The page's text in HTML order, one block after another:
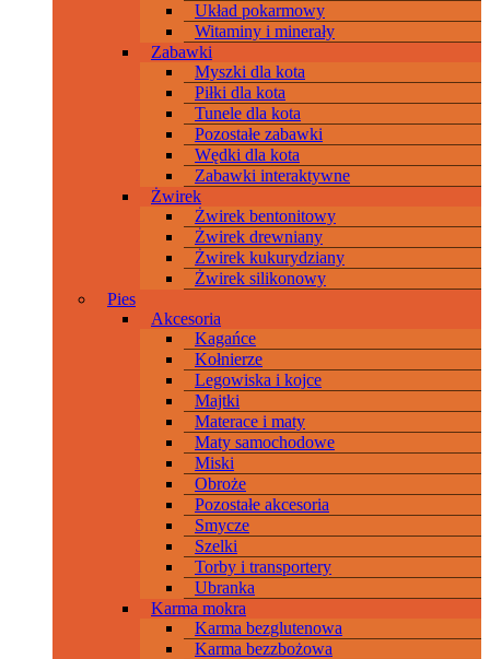
Układ pokarmowy
Witaminy i minerały
Zabawki
Myszki dla kota
Piłki dla kota
Tunele dla kota
Pozostałe zabawki
Wędki dla kota
Zabawki interaktywne
Żwirek
Żwirek bentonitowy
Żwirek drewniany
Żwirek kukurydziany
Żwirek silikonowy
Pies
Akcesoria
Kagańce
Kołnierze
Legowiska i kojce
Majtki
Materace i maty
Maty samochodowe
Miski
Obroże
Pozostałe akcesoria
Smycze
Szelki
Torby i transportery
Ubranka
Karma mokra
Karma bezglutenowa
Karma bezzbożowa